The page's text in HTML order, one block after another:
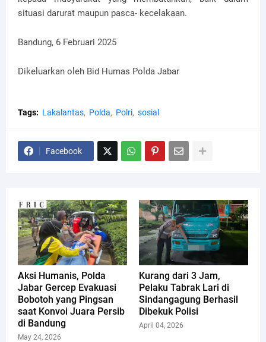
situasi darurat maupun pasca- kecelakaan.
Bandung, 6 Februari 2025
Dikeluarkan oleh Bid Humas Polda Jabar
Tags: Lakalantas Polda Polri sosial
Facebook
Aksi Humanis, Polda
Jabar Gercep Evakuasi
Bobotoh yang Pingsan
saat Konvoi Juara Persib
di Bandung
May 24, 2026
Kurang dari 3 Jam,
Pelaku Tabrak Lari di
Sindangagung Berhasil
Dibekuk Polisi
April 04, 2026